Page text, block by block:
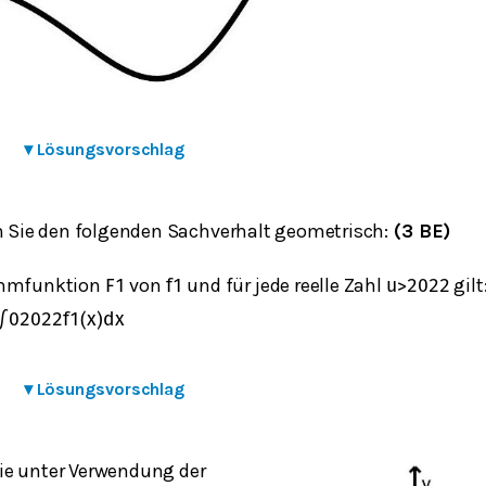
▾ Lösungsvorschlag
Sie den folgenden Sachverhalt geometrisch: (3 BE)
F1 von f1 und für jede reelle Zahl u>2022
02022f1 (x)dx
▾ Lösungsvorschlag
unter Verwendung der